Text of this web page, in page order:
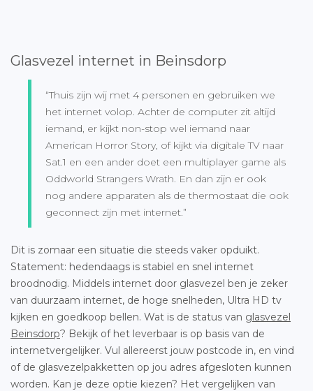
Glasvezel internet in Beinsdorp
“Thuis zijn wij met 4 personen en gebruiken we
het internet volop. Achter de computer zit altijd
iemand, er kijkt non-stop wel iemand naar
American Horror Story, of kijkt via digitale TV naar
Sat.1 en een ander doet een multiplayer game als
Oddworld Strangers Wrath. En dan zijn er ook
nog andere apparaten als de thermostaat die ook
geconnect zijn met internet.”
Dit is zomaar een situatie die steeds vaker opduikt.
Statement: hedendaags is stabiel en snel internet
broodnodig. Middels internet door glasvezel ben je zeker
van duurzaam internet, de hoge snelheden, Ultra HD tv
kijken en goedkoop bellen. Wat is de status van glasvezel
Beinsdorp? Bekijk of het leverbaar is op basis van de
internetvergelijker. Vul allereerst jouw postcode in, en vind
of de glasvezelpakketten op jou adres afgesloten kunnen
worden. Kan je deze optie kiezen? Het vergelijken van